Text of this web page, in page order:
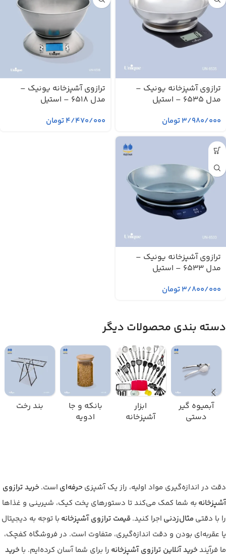
ترازوی آشپزخانه یونیک –
مدل 6535 – استیل
۳/۹۸۰/۰۰۰تومان
ترازوی آشپزخانه یونیک –
مدل 6518 – استیل
۴/۴۷۰/۰۰۰تومان
ترازوی آشپزخانه یونیک –
مدل 6533 – استیل
۳/۸۰۰/۰۰۰تومان
دسته بندی محصولات دیگر
آبمیوه گیر
دستی
ابزار
آشپزخانه
بانکه و جا
ادویه
بند رخت
دقت در اندازه‌گیری مواد اولیه، راز یک آشپزی حرفه‌ای است. خرید ترازوی
آشپزخانه به شما کمک می‌کند تا دستورهای پخت کیک، شیرینی و غذاها
را با دقتی مثال‌زدنی اجرا کنید. قیمت ترازوی آشپزخانه با توجه به دیجیتال
یا عقربه‌ای بودن و دقت اندازه‌گیری، متفاوت است. در فروشگاه کفچک،
ما فرآیندخرید آنلاین ترازوی آشپزخانه را برای شما آسان کرده‌ایم. با خرید